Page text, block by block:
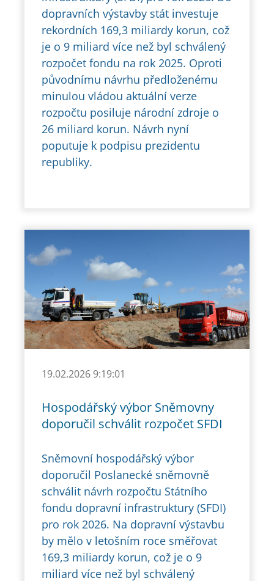
dopravních výstavby stát investuje
rekordních 169,3 miliardy korun, což
je o 9 miliard více než byl schválený
rozpočet fondu na rok 2025. Oproti
původnímu návrhu předloženému
minulou vládou aktuální verze
rozpočtu posiluje národní zdroje o
26 miliard korun. Návrh nyní
poputuje k podpisu prezidentu
republiky.
19.02.2026 9:19:01
Hospodářský výbor Sněmovny
doporučil schválit rozpočet SFDI
Sněmovní hospodářský výbor
doporučil Poslanecké sněmovně
schválit návrh rozpočtu Státního
fondu dopravní infrastruktury (SFDI)
pro rok 2026. Na dopravní výstavbu
by mělo v letošním roce směřovat
169,3 miliardy korun, což je o 9
miliard více než byl schválený